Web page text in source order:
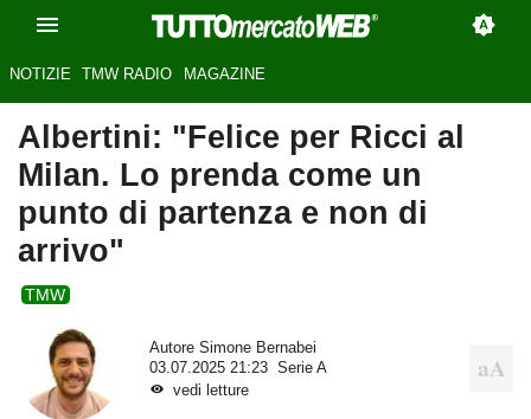
NOTIZIE TMW RADIO MAGAZINE
Albertini: "Felice per Ricci al
Milan. Lo prenda come un
punto di partenza e non di
arrivo"
TMW
Autore Simone Bernabei
03.07.2025 21:23
Serie A
vedi letture